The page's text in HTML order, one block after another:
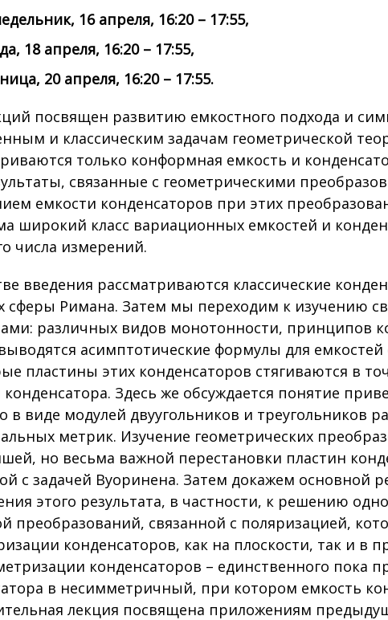
16 апреля, 16:20 – 17:55,
18 апреля, 16:20 – 17:55,
20 апреля, 16:20 – 17:55.
посвящен развитию емкостного подхода и
и классическим задачам геометрической
только конформная емкость и
связанные с геометрическими
емкости конденсаторов при этих
широкий класс вариационных емкостей и
числа измерений.
введения рассматриваются классические
сферы Римана. Затем мы переходим к изучению
различных видов монотонности, принципов
асимптотические формулы для
пластины этих конденсаторов стягиваются в
конденсатора. Здесь же обсуждается понятие
в виде модулей двуугольников и треугольников
метрик. Изучение геометрических
но весьма важной перестановки пластин
с задачей Вуоринена. Затем докажем основной
этого результата, в частности, к решению
преобразований, связанной с поляризацией,
конденсаторов, как на плоскости, так и в
конденсаторов – единственного пока
в несимметричный, при котором емкость
лекция посвящена приложениям